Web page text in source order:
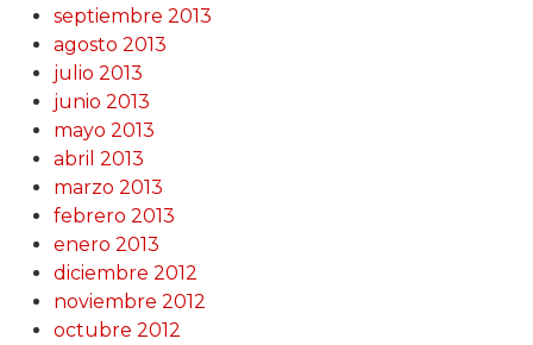
septiembre 2013
agosto 2013
julio 2013
junio 2013
mayo 2013
abril 2013
marzo 2013
febrero 2013
enero 2013
diciembre 2012
noviembre 2012
octubre 2012